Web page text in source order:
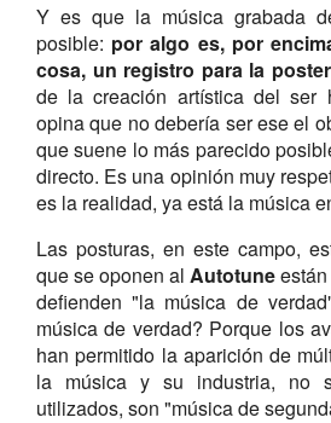
Y es que la música grabada
posible: por algo es, por
cosa, un registro para la
de la creación artística del ser
opina que no debería ser ese el
que suene lo más parecido
directo. Es una opinión muy
es la realidad, ya está la música
Las posturas, en este campo,
que se oponen al Autotuneestán
defienden "la música de
música de verdad? Porque los
han permitido la aparición de
la música y su industria, no
utilizados, son "música de